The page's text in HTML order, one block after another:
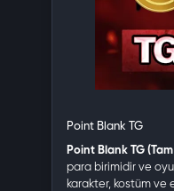
Point Blank TG
Point Blank TG
para birimidir ve
karakter, kostüm ve